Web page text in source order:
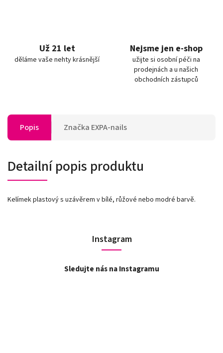
Už 21 let
děláme vaše nehty krásnější
Nejsme jen e-shop
užijte si osobní péči na
prodejnách a u našich
obchodních zástupců
Popis Značka EXPA-nails
Detailní popis produktu
Kelímek plastový s uzávěrem v bílé, růžové nebo modré barvě.
Instagram
Sledujte nás na Instagramu